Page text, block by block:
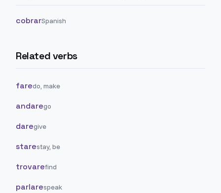
cobrarSpanish
Related verbs
faredo, make
andarego
daregive
starestay, be
trovarefind
parlarespeak